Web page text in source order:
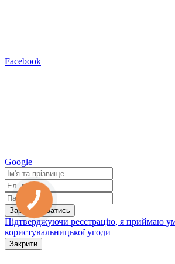
Facebook
Google
Зареєструватись
Підтверджуючи реєстрацію, я приймаю
користувальницької угоди
Закрити